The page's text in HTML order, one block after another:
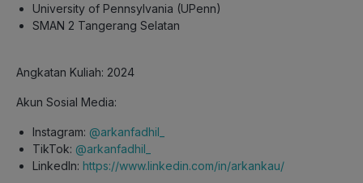
University of Pennsylvania (UPenn)
SMAN 2 Tangerang Selatan
Angkatan Kuliah: 2024
Akun Sosial Media:
Instagram: @arkanfadhil_
TikTok: @arkanfadhil_
LinkedIn: https://www.linkedin.com/in/arkankau/